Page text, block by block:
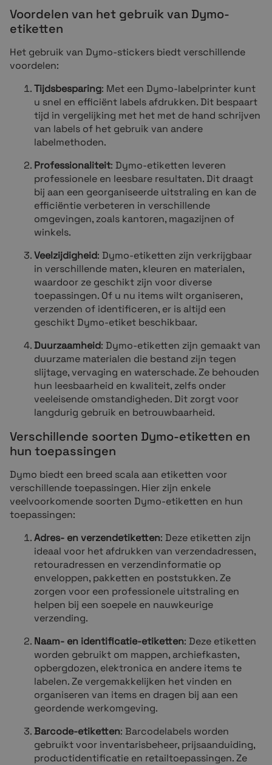
Voordelen van het gebruik van Dymo-
etiketten
Het gebruik van Dymo-stickers biedt verschillende
voordelen:
Tijdsbesparing: Met een Dymo-labelprinter kunt
u snel en efficiënt labels afdrukken. Dit bespaart
tijd in vergelijking met het met de hand schrijven
van labels of het gebruik van andere
labelmethoden.
Professionaliteit: Dymo-etiketten leveren
professionele en leesbare resultaten. Dit draagt
bij aan een georganiseerde uitstraling en kan de
efficiëntie verbeteren in verschillende
omgevingen, zoals kantoren, magazijnen of
winkels.
Veelzijdigheid: Dymo-etiketten zijn verkrijgbaar
in verschillende maten, kleuren en materialen,
waardoor ze geschikt zijn voor diverse
toepassingen. Of u nu items wilt organiseren,
verzenden of identificeren, er is altijd een
geschikt Dymo-etiket beschikbaar.
Duurzaamheid: Dymo-etiketten zijn gemaakt van
duurzame materialen die bestand zijn tegen
slijtage, vervaging en waterschade. Ze behouden
hun leesbaarheid en kwaliteit, zelfs onder
veeleisende omstandigheden. Dit zorgt voor
langdurig gebruik en betrouwbaarheid.
Verschillende soorten Dymo-etiketten en
hun toepassingen
Dymo biedt een breed scala aan etiketten voor
verschillende toepassingen. Hier zijn enkele
veelvoorkomende soorten Dymo-etiketten en hun
toepassingen:
Adres- en verzendetiketten: Deze etiketten zijn
ideaal voor het afdrukken van verzendadressen,
retouradressen en verzendinformatie op
enveloppen, pakketten en poststukken. Ze
zorgen voor een professionele uitstraling en
helpen bij een soepele en nauwkeurige
verzending.
Naam- en identificatie-etiketten: Deze etiketten
worden gebruikt om mappen, archiefkasten,
opbergdozen, elektronica en andere items te
labelen. Ze vergemakkelijken het vinden en
organiseren van items en dragen bij aan een
geordende werkomgeving.
Barcode-etiketten: Barcodelabels worden
gebruikt voor inventarisbeheer, prijsaanduiding,
productidentificatie en retailtoepassingen. Ze